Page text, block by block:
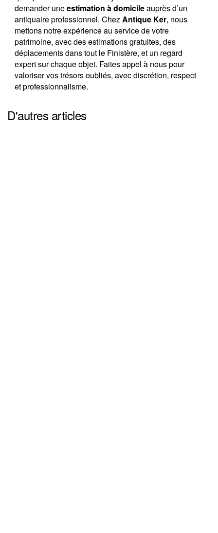
demander uneestimation à domicileauprès d’un
antiquaire professionnel. ChezAntique Ker, nous
mettons notre expérience au service de votre
patrimoine, avec des estimations gratuites, des
déplacements dans tout le Finistère, et un regard
expert sur chaque objet. Faites appel à nous pour
valoriser vos trésors oubliés, avec discrétion, respect
et professionnalisme.
D'autres articles